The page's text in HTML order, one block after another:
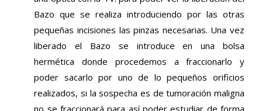
Bazo que se realiza introduciendo por las otras
pequeñas incisiones las pinzas necesarias. Una vez
liberado el Bazo se introduce en una bolsa
hermética donde procedemos a fraccionarlo y
poder sacarlo por uno de lo pequeños orificios
realizados, si la sospecha es de tumoración maligna
no se fraccionará para así poder estudiar de forma